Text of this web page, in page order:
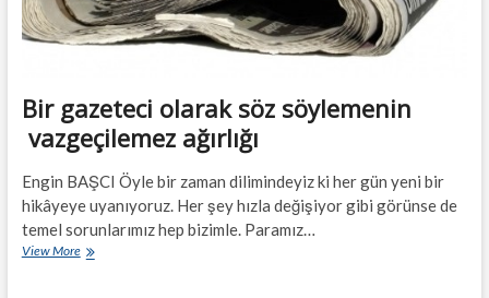
Bir gazeteci olarak söz söylemenin
vazgeçilemez ağırlığı
Engin BAŞCI Öyle bir zaman dilimindeyiz ki her gün yeni bir
hikâyeye uyanıyoruz. Her şey hızla değişiyor gibi görünse de
temel sorunlarımız hep bizimle. Paramız…
View MoreBir